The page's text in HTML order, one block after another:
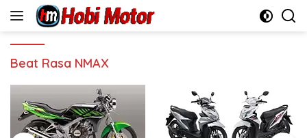
Beat Rasa NMAX